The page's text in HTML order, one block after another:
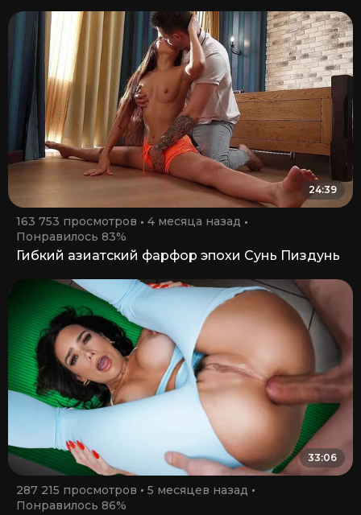
24:39
163 753 просмотров
4 месяца назад
Понравилось 83%
Гибкий азиатский фарфор эпохи Сунь Пиздунь
33:06
287 215 просмотров
5 месяцев назад
Понравилось 86%